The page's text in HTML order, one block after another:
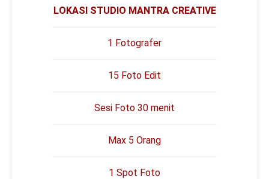
LOKASI STUDIO MANTRA CREATIVE
1 Fotografer
15 Foto Edit
Sesi Foto 30 menit
Max 5 Orang
1 Spot Foto